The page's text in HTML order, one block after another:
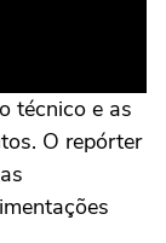
técnico e as
O repórter